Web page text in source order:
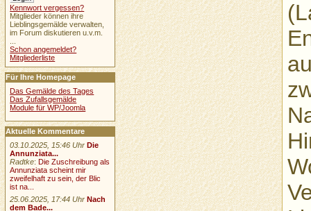
Kennwort vergessen?
Mitglieder können ihre
Lieblingsgemälde verwalten,
im Forum diskutieren u.v.m.
Schon angemeldet?
Mitgliederliste
Für Ihre Homepage
Das Gemälde des Tages
Das Zufallsgemälde
Module für WP/Joomla
Aktuelle Kommentare
03.10.2025, 15:46 Uhr Die
Annunziata...
Radtke: Die Zuschreibung als
Annunziata scheint mir
zweifelhaft zu sein, der Blic
ist na...
25.06.2025, 17:44 Uhr Nach
dem Bade...